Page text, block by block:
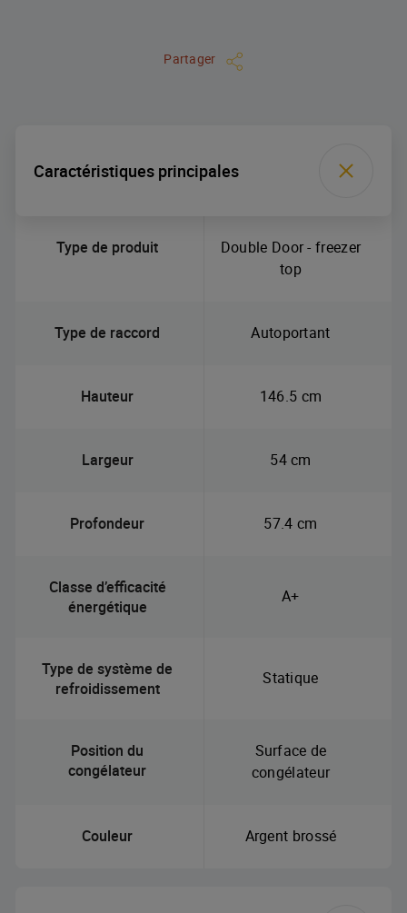
Partager
Caractéristiques principales
Type de produit
Double Door - freezer
top
Type de raccord Autoportant
Hauteur 146.5 cm
Largeur 54 cm
Profondeur 57.4 cm
Classe d’efficacité
énergétique
A+
Type de système de
refroidissement
Statique
Position du
congélateur
Surface de
congélateur
Couleur Argent brossé